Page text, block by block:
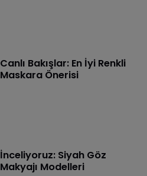
Canlı Bakışlar: En İyi Renkli
Maskara Önerisi
İnceliyoruz: Siyah Göz
Makyajı Modelleri